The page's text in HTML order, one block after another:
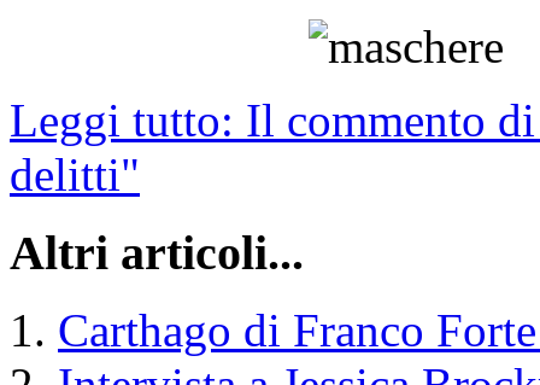
Leggi tutto: Il commento
delitti"
Altri articoli...
Carthago di Franco